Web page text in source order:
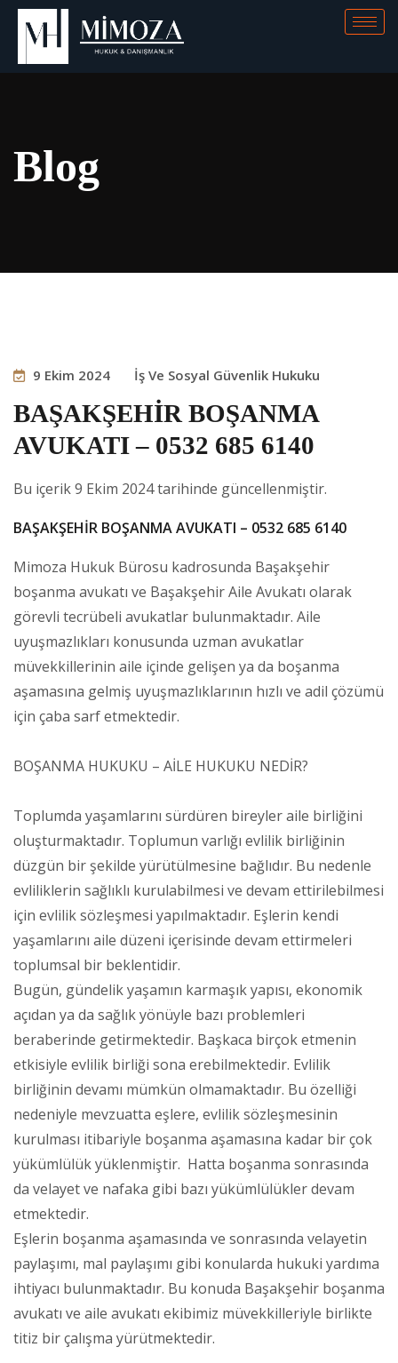
Blog
9 Ekim 2024 İş Ve Sosyal Güvenlik Hukuku
BAŞAKŞEHİR BOŞANMA
AVUKATI – 0532 685 6140
Bu içerik 9 Ekim 2024 tarihinde güncellenmiştir.
BAŞAKŞEHİR BOŞANMA AVUKATI – 0532 685 6140
Mimoza Hukuk Bürosu kadrosunda Başakşehir
boşanma avukatı ve Başakşehir Aile Avukatı olarak
görevli tecrübeli avukatlar bulunmaktadır. Aile
uyuşmazlıkları konusunda uzman avukatlar
müvekkillerinin aile içinde gelişen ya da boşanma
aşamasına gelmiş uyuşmazlıklarının hızlı ve adil çözümü
için çaba sarf etmektedir.
BOŞANMA HUKUKU – AİLE HUKUKU NEDİR?
Toplumda yaşamlarını sürdüren bireyler aile birliğini
oluşturmaktadır. Toplumun varlığı evlilik birliğinin
düzgün bir şekilde yürütülmesine bağlıdır. Bu nedenle
evliliklerin sağlıklı kurulabilmesi ve devam ettirilebilmesi
için evlilik sözleşmesi yapılmaktadır. Eşlerin kendi
yaşamlarını aile düzeni içerisinde devam ettirmeleri
toplumsal bir beklentidir.
Bugün, gündelik yaşamın karmaşık yapısı, ekonomik
açıdan ya da sağlık yönüyle bazı problemleri
beraberinde getirmektedir. Başkaca birçok etmenin
etkisiyle evlilik birliği sona erebilmektedir. Evlilik
birliğinin devamı mümkün olmamaktadır. Bu özelliği
nedeniyle mevzuatta eşlere, evlilik sözleşmesinin
kurulması itibariyle boşanma aşamasına kadar bir çok
yükümlülük yüklenmiştir. Hatta boşanma sonrasında
da velayet ve nafaka gibi bazı yükümlülükler devam
etmektedir.
Eşlerin boşanma aşamasında ve sonrasında velayetin
paylaşımı, mal paylaşımı gibi konularda hukuki yardıma
ihtiyacı bulunmaktadır. Bu konuda Başakşehir boşanma
avukatı ve aile avukatı ekibimiz müvekkilleriyle birlikte
titiz bir çalışma yürütmektedir.